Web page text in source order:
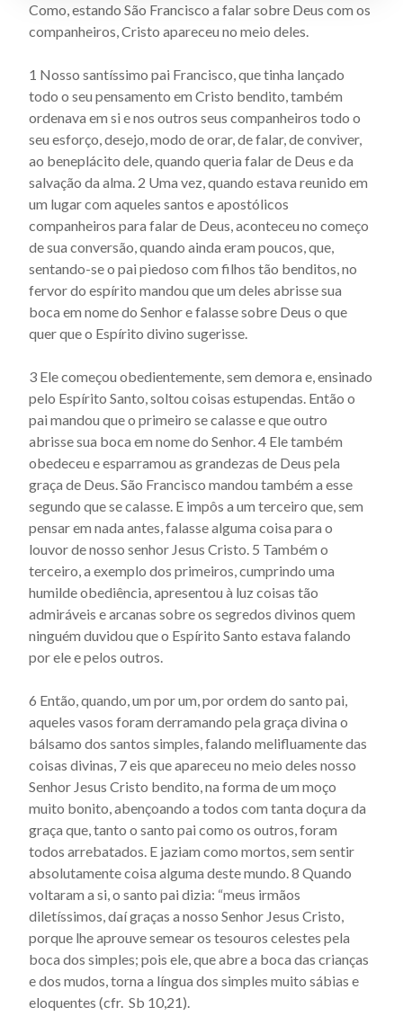
Actus beati Francisci et sociorum eius - Capítulo 18
Actus Beati Francisci et sociorum eius - Capítulo 2
Actus beati Francisci et sociorum eius - Capítulo 20
Actus beati Francisci et sociorum eius - Capítulo 21
Actus beati Francisci et sociorum eius - Capítulo 22
Actus beati Francisci et sociorum eius - Capítulo 23
Actus beati Francisci et sociorum eius - Capítulo 24
Actus beati Francisci et sociorum eius - Capítulo 25
Actus beati Francisci et sociorum eius - Capítulo 26
Actus beati Francisci et sociorum eius - Capítulo 27
Actus beati Francisci et sociorum eius - Capítulo 29
Actus beati Francisci et sociorum eius - Capítulo 3
Actus beati Francisci et sociorum eius - Capítulo 30
Actus beati Francisci et sociorum eius - Capítulo 31
Actus beati Francisci et sociorum eius - Capítulo 32
Actus beati Francisci et sociorum eius - Capítulo 33
Actus beati Francisci et sociorum eius - Capítulo 34
Actus beati Francisci et sociorum eius - Capítulo 35
Actus beati Francisci et sociorum eius - Capítulo 36
Actus beati Francisci et sociorum eius - Capítulo 37
Actus beati Francisci et sociorum eius - Capítulo 39
Actus beati Francisci et sociorum eius - Capítulo 4
Actus beati Francisci et sociorum eius - Capítulo 40
Actus beati Francisci et sociorum eius - Capítulo 41
Actus beati Francisci et sociorum eius - Capítulo 42
Actus beati Francisci et sociorum eius - Capítulo 43
Actus beati Francisci et sociorum eius - Capítulo 44
Actus beati Francisci et sociorum eius - Capítulo 45
Actus beati Francisci et sociorum eius - Capítulo 46
Actus beati Francisci et sociorum eius - Capítulo 47
Actus beati Francisci et sociorum eius - Capítulo 48
Como, estando São Francisco a falar sobre Deus com os
companheiros, Cristo apareceu no meio deles.
1 Nosso santíssimo pai Francisco, que tinha lançado
todo o seu pensamento em Cristo bendito, também
ordenava em si e nos outros seus companheiros todo o
seu esforço, desejo, modo de orar, de falar, de conviver,
ao beneplácito dele, quando queria falar de Deus e da
salvação da alma. 2 Uma vez, quando estava reunido em
um lugar com aqueles santos e apostólicos
companheiros para falar de Deus, aconteceu no começo
de sua conversão, quando ainda eram poucos, que,
sentando-se o pai piedoso com filhos tão benditos, no
fervor do espírito mandou que um deles abrisse sua
boca em nome do Senhor e falasse sobre Deus o que
quer que o Espírito divino sugerisse.
3 Ele começou obedientemente, sem demora e, ensinado
pelo Espírito Santo, soltou coisas estupendas. Então o
pai mandou que o primeiro se calasse e que outro
abrisse sua boca em nome do Senhor. 4 Ele também
obedeceu e esparramou as grandezas de Deus pela
graça de Deus. São Francisco mandou também a esse
segundo que se calasse. E impôs a um terceiro que, sem
pensar em nada antes, falasse alguma coisa para o
louvor de nosso senhor Jesus Cristo. 5 Também o
terceiro, a exemplo dos primeiros, cumprindo uma
humilde obediência, apresentou à luz coisas tão
admiráveis e arcanas sobre os segredos divinos quem
ninguém duvidou que o Espírito Santo estava falando
por ele e pelos outros.
6 Então, quando, um por um, por ordem do santo pai,
aqueles vasos foram derramando pela graça divina o
bálsamo dos santos simples, falando melifluamente das
coisas divinas, 7 eis que apareceu no meio deles nosso
Senhor Jesus Cristo bendito, na forma de um moço
muito bonito, abençoando a todos com tanta doçura da
graça que, tanto o santo pai como os outros, foram
todos arrebatados. E jaziam como mortos, sem sentir
absolutamente coisa alguma deste mundo. 8 Quando
voltaram a si, o santo pai dizia: “meus irmãos
diletíssimos, daí graças a nosso Senhor Jesus Cristo,
porque lhe aprouve semear os tesouros celestes pela
boca dos simples; pois ele, que abre a boca das crianças
e dos mudos, torna a língua dos simples muito sábias e
eloquentes (cfr. Sb 10,21).